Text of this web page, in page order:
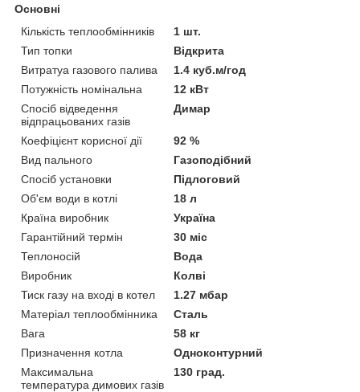
Основні
Кількість теплообмінників
1 шт.
Тип топки
Відкрита
Витратуа газового палива
1.4 куб.м/год
Потужність номінальна
12 кВт
Спосіб відведення
відпрацьованих газів
Димар
Коефіцієнт корисної дії
92 %
Вид пального
Газоподібний
Спосіб установки
Підлоговий
Об'єм води в котлі
18 л
Країна виробник
Україна
Гарантійний термін
30 міс
Теплоносій
Вода
Виробник
Колві
Тиск газу на вході в котел
1.27 мбар
Матеріал теплообмінника
Сталь
Вага
58 кг
Призначення котла
Одноконтурний
Максимальна
температура димових газів
130 град.